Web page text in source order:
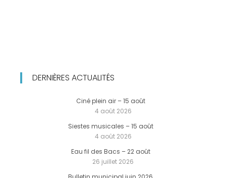
DERNIÈRES ACTUALITÉS
Ciné plein air – 15 août
4 août 2026
Siestes musicales – 15 août
4 août 2026
Eau fil des Bacs – 22 août
26 juillet 2026